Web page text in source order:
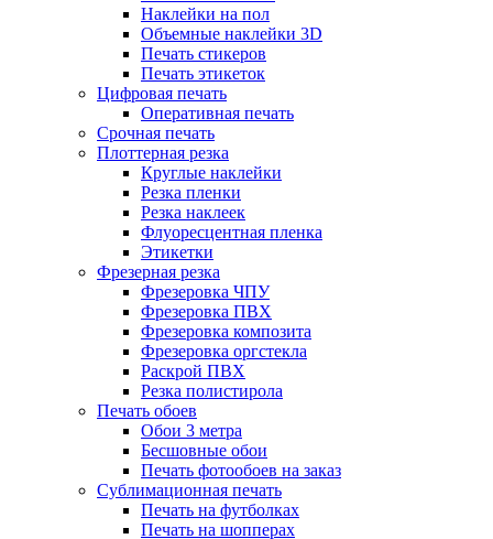
Наклейки на пол
Объемные наклейки 3D
Печать стикеров
Печать этикеток
Цифровая печать
Оперативная печать
Срочная печать
Плоттерная резка
Круглые наклейки
Резка пленки
Резка наклеек
Флуоресцентная пленка
Этикетки
Фрезерная резка
Фрезеровка ЧПУ
Фрезеровка ПВХ
Фрезеровка композита
Фрезеровка оргстекла
Раскрой ПВХ
Резка полистирола
Печать обоев
Обои 3 метра
Бесшовные обои
Печать фотообоев на заказ
Сублимационная печать
Печать на футболках
Печать на шопперах